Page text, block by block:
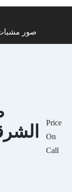
صور
Price
On
Call